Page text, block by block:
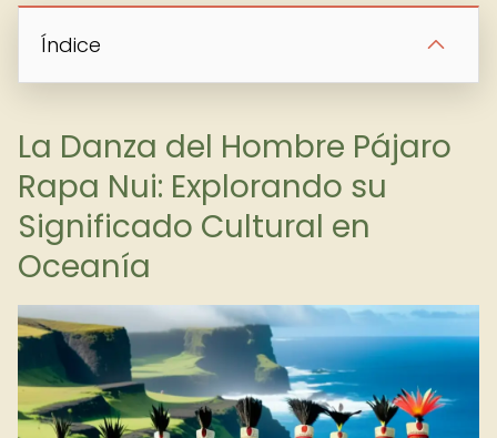
Índice
La Danza del Hombre Pájaro
Rapa Nui: Explorando su
Significado Cultural en
Oceanía